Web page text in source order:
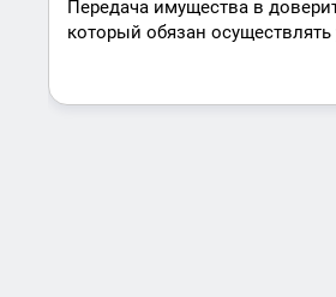
Передача имущества в
который обязан